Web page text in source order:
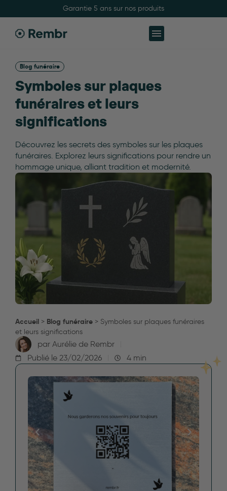
Fabriqué à Grenoble avec soins
Garantie 5 ans
Blog funéraire
Symboles sur plaques
funéraires et leurs
significations
Découvrez les secrets des symboles sur les plaques
funéraires. Explorez leurs significations pour rendre un
hommage unique, alliant tradition et modernité.
Accueil > Blog funéraire > Symboles sur plaques funéraires
et leurs significations
par Aurélie de Rembr
Publié le 23/02/2026 4 min